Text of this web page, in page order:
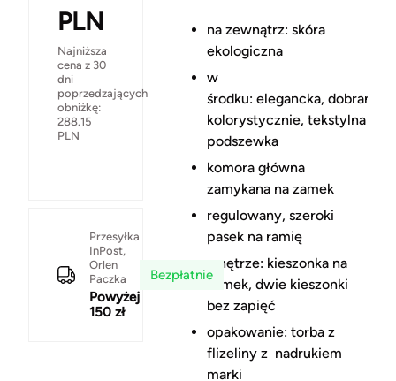
PLN
Najniższa
cena z 30
dni
poprzedzających
obniżkę:
288.15
PLN
Przesyłka
InPost,
Orlen
Paczka
Powyżej
150 zł
Bezpłatnie
na zewnątrz: skóra
ekologiczna
w
środku: elegancka, dobrana
kolorystycznie, tekstylna
podszewka
komora główna
zamykana na zamek
regulowany, szeroki
pasek na ramię
wnętrze: kieszonka na
zamek, dwie kieszonki
bez zapięć
opakowanie: torba z
flizeliny z nadrukiem
marki